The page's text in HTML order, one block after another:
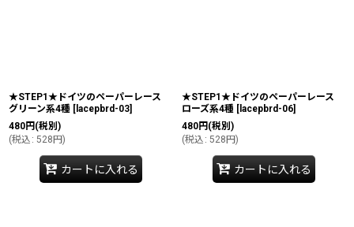
★STEP1★ドイツのペーパーレース
グリーン系4種 [ lacepbrd-03]
480円 (税別)
(税込 : 528円)
カートに入れる
★STEP1★ドイツのペーパーレース
ローズ系4種 [ lacepbrd-06]
480円 (税別)
(税込 : 528円)
カートに入れる